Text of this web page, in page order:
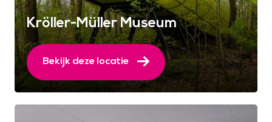
Kröller-Müller Museum
Bekijk deze locatie